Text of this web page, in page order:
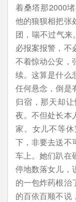
着桑塔那2000
他的狼狈相把张
团，喘不过气来
必报案报警，不
不着惊动公安，
续。这算是什么
任何悬念，倒是
归宿，那天却
夜。不但处长本
家。女儿不等
下，非要去送不
车上。她们趴在
停地数落女儿，
的一包炸药根治
的百依百顺不说